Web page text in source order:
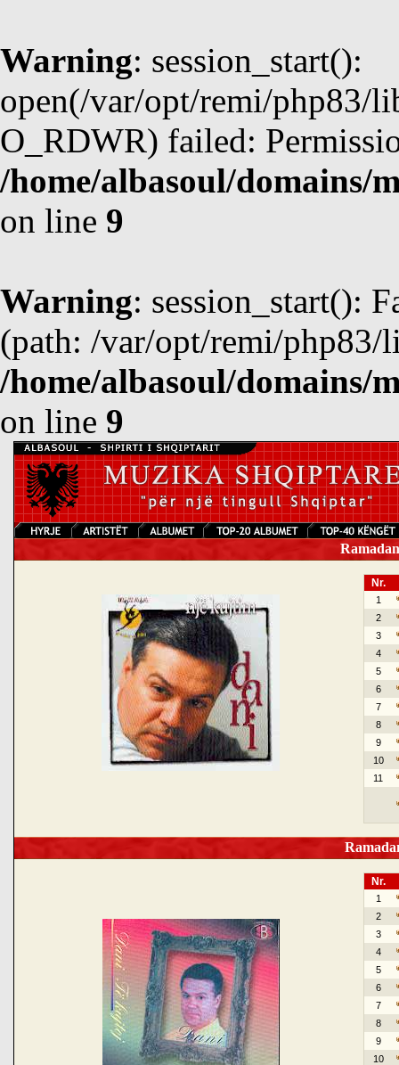
Warning: session_start():
open(/var/opt/remi/php83/
O_RDWR) failed:
/home/albasoul/domains/
on line 9
Warning: session_start():
(path: /var/opt/remi/php83/
/home/albasoul/domains/
on line 9
Nr.
1
2
3
4
5
6
7
8
9
10
11
Nr.
1
2
3
4
5
6
7
8
9
10